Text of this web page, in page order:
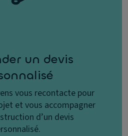
un devis
vous recontacte pour
et vous accompagner
d’un devis